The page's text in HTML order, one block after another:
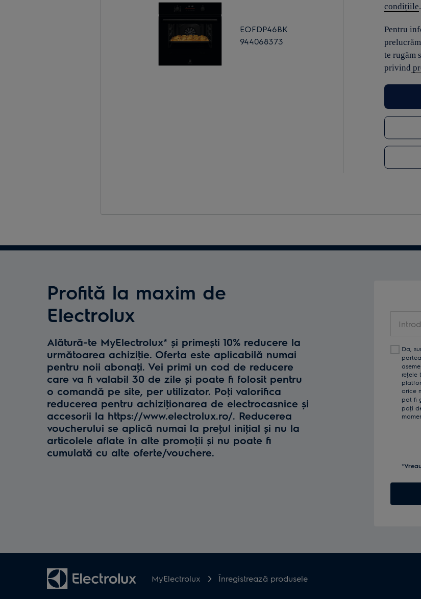
EOFDP46BK
944068373
condițiile.
Pentru
te rugăm
privind
Profită la maxim de
Electrolux
Alătură-te MyElectrolux* și primești 10% reducere la
următoarea achiziţie. Oferta este aplicabilă numai
pentru noii abonaţi. Vei primi un cod de reducere
care va fi valabil 30 de zile și poate fi folosit pentru
o comandă pe site, per utilizator. Poţi valorifica
reducerea pentru achiziţionarea de electrocasnice și
accesorii la https://www.electrolux.ro/. Reducerea
voucherului se aplică numai la preţul iniţial și nu la
articolele aflate în alte promoţii și nu poate fi
cumulată cu alte oferte/vouchere.
Da,
partea
reţele
orice
pot fi
poţi
MyElectrolux Înregistrează produsele